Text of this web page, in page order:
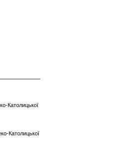
Католицької
Католицької